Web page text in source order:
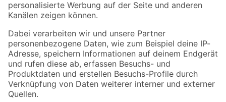
Folge uns
Zahlungsarten Versandarten